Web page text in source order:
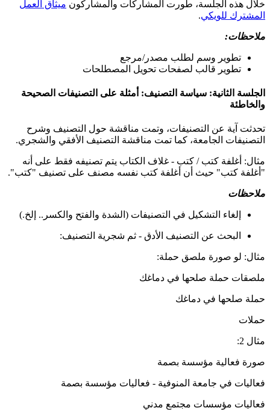
خلال هذه الجلسة، طورت المشاركات والمشاركون ميثاق العمل
المشترك للويكي.
ملاحظات:
تطوير وسم لطلب مصدر/مرجع
تطوير قالب لصفحات تحويل المصطلحات
الجلسة الثانية: سياسة التصنيف: أمثلة على التصنيفات الصحيحة
والخاطئة
تحدثت آية عن التصنيفات، وتمت مناقشة حول التصنيف وشرح
التصنيفات الجامعة، كما تمت مناقشة التصنيف الأفقي والشجري.
مثال: أغلفة كتب / كتب - غلاف الكتاب يتم تصنيفه فقط على أنه
"أغلفة كتب" حيث أن أغلفة كتب نفسه مصنف على تصنيف "كتب".
ملاحظات
إلغاء التشكيل في التصنيفات (الشدة والفتح والكسر.. إلخ.)
البحث عن التصنيف الأدق - ثم شجرية التصنيف:
مثال: لو صورة ملصق حملة:
ملصقات حملة صلحها في دماغك
حملة صلحها في دماغك
حملات
مثال 2:
صورة فعالية مؤسسة بصمة
فعاليات في جامعة المنوفية - فعاليات مؤسسة بصمة
فعاليات مؤسسات مجتمع مدني